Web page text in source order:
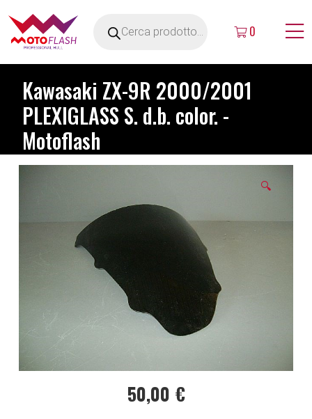
0
Kawasaki ZX-9R 2000/2001
PLEXIGLASS S. d.b. color. -
Motoflash
🔍
50,00 €